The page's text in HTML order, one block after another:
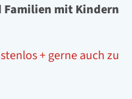
Familien mit Kindern
+ gerne auch zu